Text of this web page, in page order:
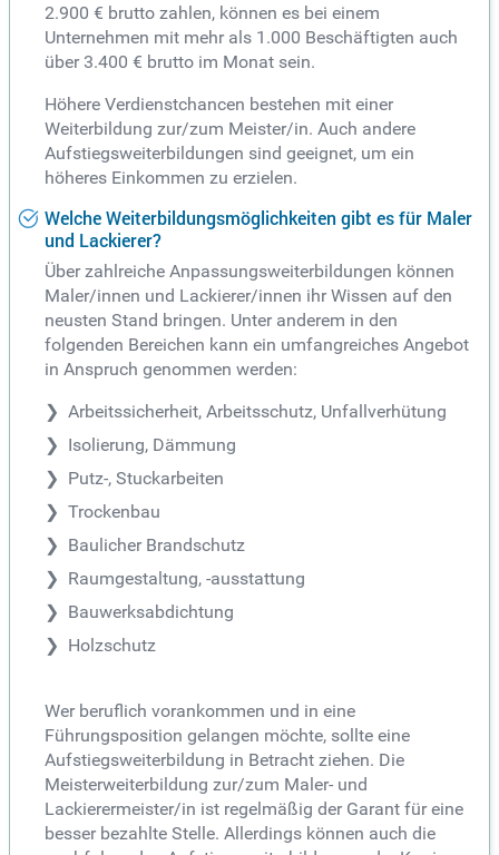
2.900 € brutto zahlen, können es bei einem
Unternehmen mit mehr als 1.000 Beschäftigten auch
über 3.400 € brutto im Monat sein.
Höhere Verdienstchancen bestehen mit einer
Weiterbildung zur/zum Meister/in. Auch andere
Aufstiegsweiterbildungen sind geeignet, um ein
höheres Einkommen zu erzielen.
Welche Weiterbildungsmöglichkeiten gibt es für Maler
und Lackierer?
Über zahlreiche Anpassungsweiterbildungen können
Maler/innen und Lackierer/innen ihr Wissen auf den
neusten Stand bringen. Unter anderem in den
folgenden Bereichen kann ein umfangreiches Angebot
in Anspruch genommen werden:
Arbeitssicherheit, Arbeitsschutz, Unfallverhütung
Isolierung, Dämmung
Putz-, Stuckarbeiten
Trockenbau
Baulicher Brandschutz
Raumgestaltung, -ausstattung
Bauwerksabdichtung
Holzschutz
Wer beruflich vorankommen und in eine
Führungsposition gelangen möchte, sollte eine
Aufstiegsweiterbildung in Betracht ziehen. Die
Meisterweiterbildung zur/zum Maler- und
Lackierermeister/in ist regelmäßig der Garant für eine
besser bezahlte Stelle. Allerdings können auch die